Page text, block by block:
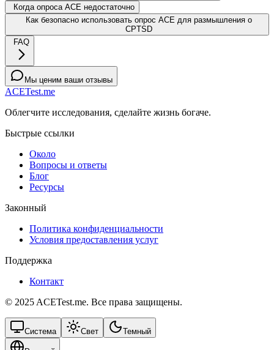
Когда опроса ACE недостаточно
Как безопасно использовать опрос ACE для размышления о
CPTSD
FAQ
Мы ценим ваши отзывы
ACETest.me
Облегчите исследования, сделайте жизнь богаче.
Быстрые ссылки
Около
Вопросы и ответы
Блог
Ресурсы
Законный
Политика конфиденциальности
Условия предоставления услуг
Поддержка
Контакт
© 2025 ACETest.me. Все права защищены.
Система Свет Темный